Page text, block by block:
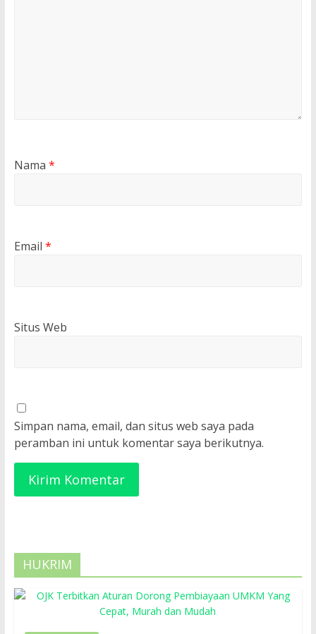
Nama *
Email *
Situs Web
Simpan nama, email, dan situs web saya pada
peramban ini untuk komentar saya berikutnya.
HUKRIM